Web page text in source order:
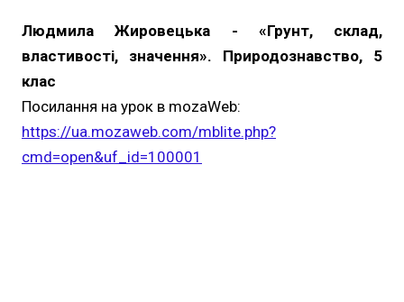
Людмила Жировецька - «Грунт, склад,
властивості, значення». Природознавство, 5
клас
Посилання на урок в mozaWeb:
https://ua.mozaweb.com/mblite.php?
cmd=open&uf_id=100001